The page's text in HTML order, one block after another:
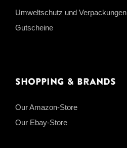
Umweltschutz und Verpackungen
Gutscheine
Shopping & Brands
Our Amazon-Store
Our Ebay-Store